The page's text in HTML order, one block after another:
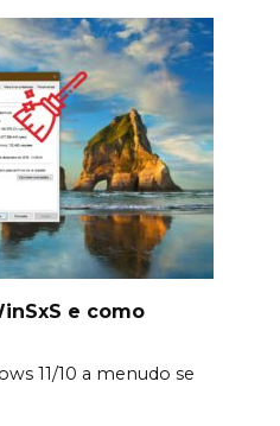
e como
11/10 a menudo se